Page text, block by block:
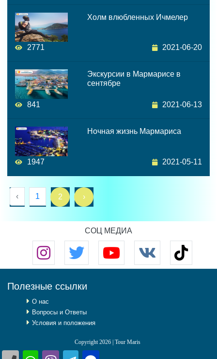
Холм влюбленных Ичмелер
2771 2021-06-20
Экскурсии в Мармарисе в
сентябре
841 2021-06-13
Ночная жизнь Мармариса
1947 2021-05-11
‹ 1 2 ›
СОЦ МЕДИА
Полезные ссылки
О нас
Вопросы и Ответы
Условия и положения
Copyright 2026 | Tour Maris